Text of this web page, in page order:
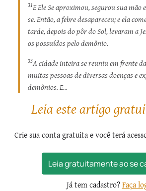
31E Ele Se aproximou, segurou sua
se. Então, a febre desapareceu; e ela
tarde, depois do pôr do Sol, levaram a
os possuídos pelo demônio.
33A cidade inteira se reuniu em frente
muitas pessoas de diversas doenças e
demônios. E...
Leia este artigo
Crie sua conta gratuita e você terá
Leia gratuitamente ao se
Já tem cadastro?Faça